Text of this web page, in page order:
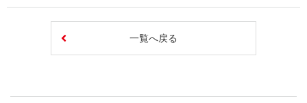
一覧へ戻る